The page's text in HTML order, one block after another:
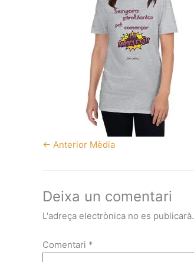
← Anterior Mèdia
Deixa un comentari
L'adreça electrònica no es publicarà.
Comentari *